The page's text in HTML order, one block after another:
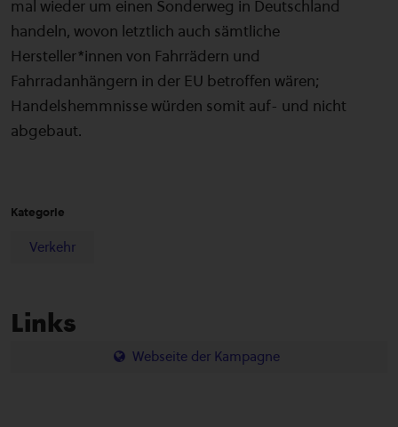
mal wieder um einen Sonderweg in Deutschland
handeln, wovon letztlich auch sämtliche
Hersteller*innen von Fahrrädern und
Fahrradanhängern in der EU betroffen wären;
Handelshemmnisse würden somit auf- und nicht
abgebaut.
Kategorie
Verkehr
Links
Webseite der Kampagne